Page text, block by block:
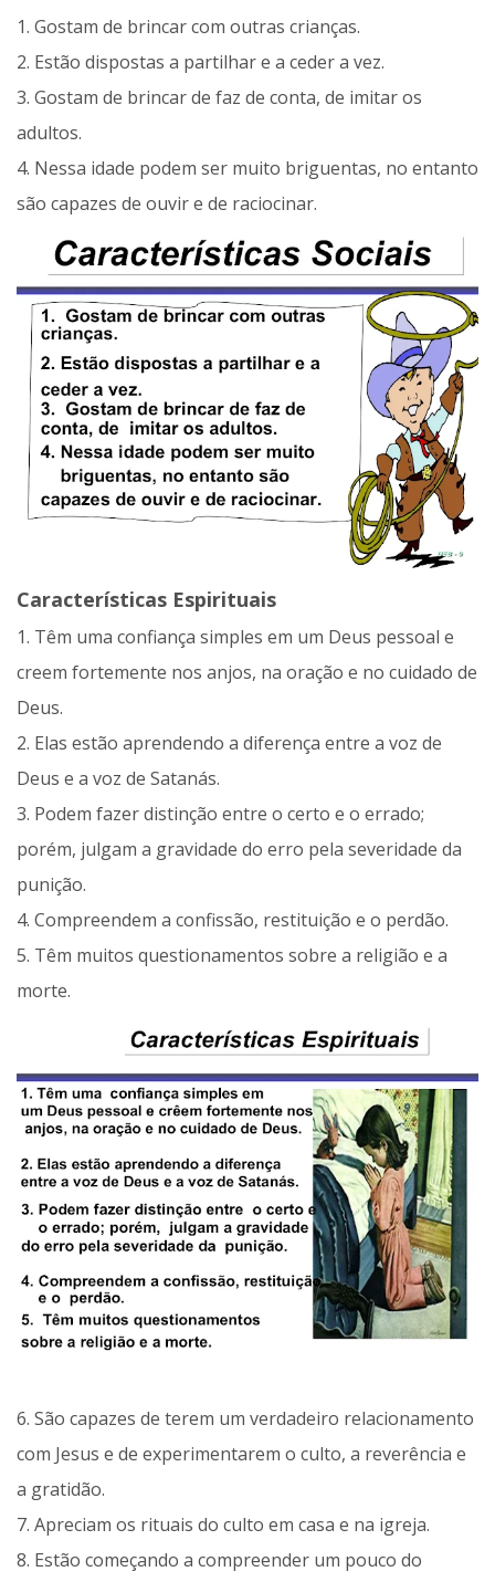
1. Gostam de brincar com outras crianças.
2. Estão dispostas a partilhar e a ceder a vez.
3. Gostam de brincar de faz de conta, de imitar os
adultos.
4. Nessa idade podem ser muito briguentas, no entanto
são capazes de ouvir e de raciocinar.
Características Espirituais
1. Têm uma confiança simples em um Deus pessoal e
creem fortemente nos anjos, na oração e no cuidado de
Deus.
2. Elas estão aprendendo a diferença entre a voz de
Deus e a voz de Satanás.
3. Podem fazer distinção entre o certo e o errado;
porém, julgam a gravidade do erro pela severidade da
punição.
4. Compreendem a confissão, restituição e o perdão.
5. Têm muitos questionamentos sobre a religião e a
morte.
6. São capazes de terem um verdadeiro relacionamento
com Jesus e de experimentarem o culto, a reverência e
a gratidão.
7. Apreciam os rituais do culto em casa e na igreja.
8. Estão começando a compreender um pouco do